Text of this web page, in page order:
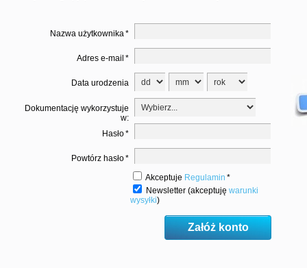
Nazwa użytkownika*
Adres e-mail *
Data urodzenia
Dokumentację wykorzystuje
w:
Hasło*
Powtórz hasło*
Akceptuje Regulamin *
Newsletter (akceptuję warunki
wysyłki)